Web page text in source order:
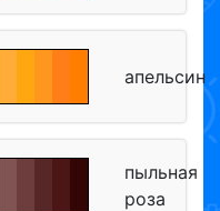
апельсин
пыльная
роза